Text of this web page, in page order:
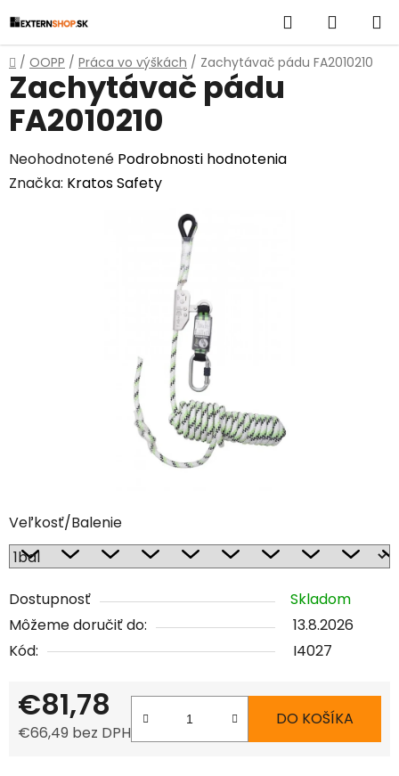
na
obsah
Hľadať
KOŠÍK
Domov
/ OOPP / Práca vo výškách / Zachytávač pádu FA2010210
Veľkosť/Balenie
Dostupnosť
Skladom
Môžeme doručiť do:
13.8.2026
Kód:
I4027
€81,78
€66,49 bez DPH
DO KOŠÍKA
Zachytávač pádu
FA2010210
Priemerné
hodnotenie
Neohodnotené Podrobnosti hodnotenia
Značka: Kratos Safety